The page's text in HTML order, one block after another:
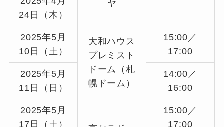
ヤ
24日（木）
2025年5月
10日（土）
大和ハウス
プレミスト
ドーム（札
幌ドーム）
15:00／
17:00
2025年5月
11日（日）
14:00／
16:00
2025年5月
17日（土）
15:00／
17:00